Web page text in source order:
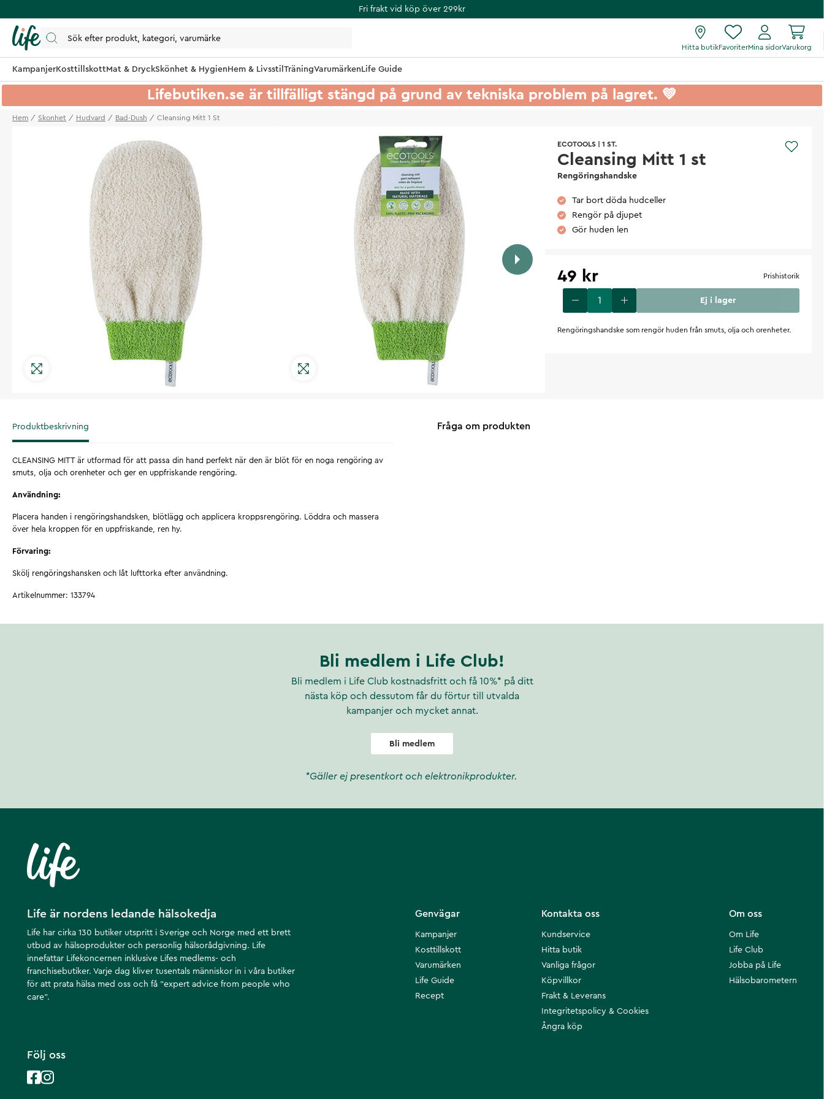
Fri frakt vid köp över 299kr
Hitta butikFavoriterMina sidorVarukorg
KampanjerKosttillskottMat & DryckSkönhet & HygienHem & Livsstil TräningVarumärkenLife Guide
Lifebutiken.se är tillfälligt stängd på grund av tekniska problem på lagret. 💚
Hem Skonhet Hudvard Bad-Dush Cleansing Mitt 1 St
ECOTOOLS 1 ST.
Cleansing Mitt 1 st
Rengöringshandske
Tar bort döda hudceller
Rengör på djupet
Gör huden len
49 kr Prishistorik
Ej i lager
Rengöringshandske som rengör huden från smuts, olja och orenheter.
Produktbeskrivning
CLEANSING MITT är utformad för att passa din hand perfekt när den är blöt för en noga rengöring av
smuts, olja och orenheter och ger en uppfriskande rengöring.
Användning:
Placera handen i rengöringshandsken, blötlägg och applicera kroppsrengöring. Löddra och massera
över hela kroppen för en uppfriskande, ren hy.
Förvaring:
Skölj rengöringshansken och låt lufttorka efter användning.
Artikelnummer: 133794
Fråga om produkten
Bli medlem i Life Club!
Bli medlem i Life Club kostnadsfritt och få 10%* på ditt
nästa köp och dessutom får du förtur till utvalda
kampanjer och mycket annat.
Bli medlem
*Gäller ej presentkort och elektronikprodukter.
Life är nordens ledande hälsokedja
Life har cirka 130 butiker utspritt i Sverige och Norge med ett brett
utbud av hälsoprodukter och personlig hälsorådgivning. Life
innefattar Lifekoncernen inklusive Lifes medlems- och
franchisebutiker. Varje dag kliver tusentals människor in i våra butiker
för att prata hälsa med oss och få ”expert advice from people who
care”.
Om oss
Om Life
Life Club
Jobba på Life
Hälsobarometern
Kontakta oss
Kundservice
Hitta butik
Vanliga frågor
Köpvillkor
Frakt & Leverans
Integritetspolicy & Cookies
Ångra köp
Genvägar
Kampanjer
Kosttillskott
Varumärken
Life Guide
Recept
Följ oss